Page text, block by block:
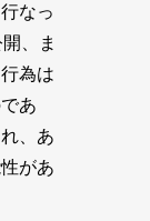
なっ
、ま
為は
あ
、あ
があ